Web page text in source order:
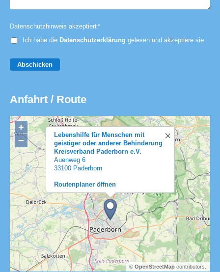
Datenschutzhinweis akzeptiert*
Ich habe die Datenschutzerklärung gelesen und akzeptiere sie.
Abschicken
Anfahrt / Route
Lebenshilfe für Menschen mit
geistiger oder anderer Behinderung
Kreisverband Paderborn e.V.
Auenweg 6
33100 Paderborn
Routenplaner öffnen
+
−
©OpenStreetMap contributors.